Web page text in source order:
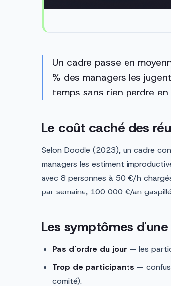
Un cadre passe en
% des managers les
temps sans rien perdre
Le coût caché des
Selon Doodle (2023), un cadre
managers les estiment
avec 8 personnes à 50 €/h
par semaine, 100 000 €/an
Les symptômes
Pas d'ordre du jour — les
Trop de participants —
comité).